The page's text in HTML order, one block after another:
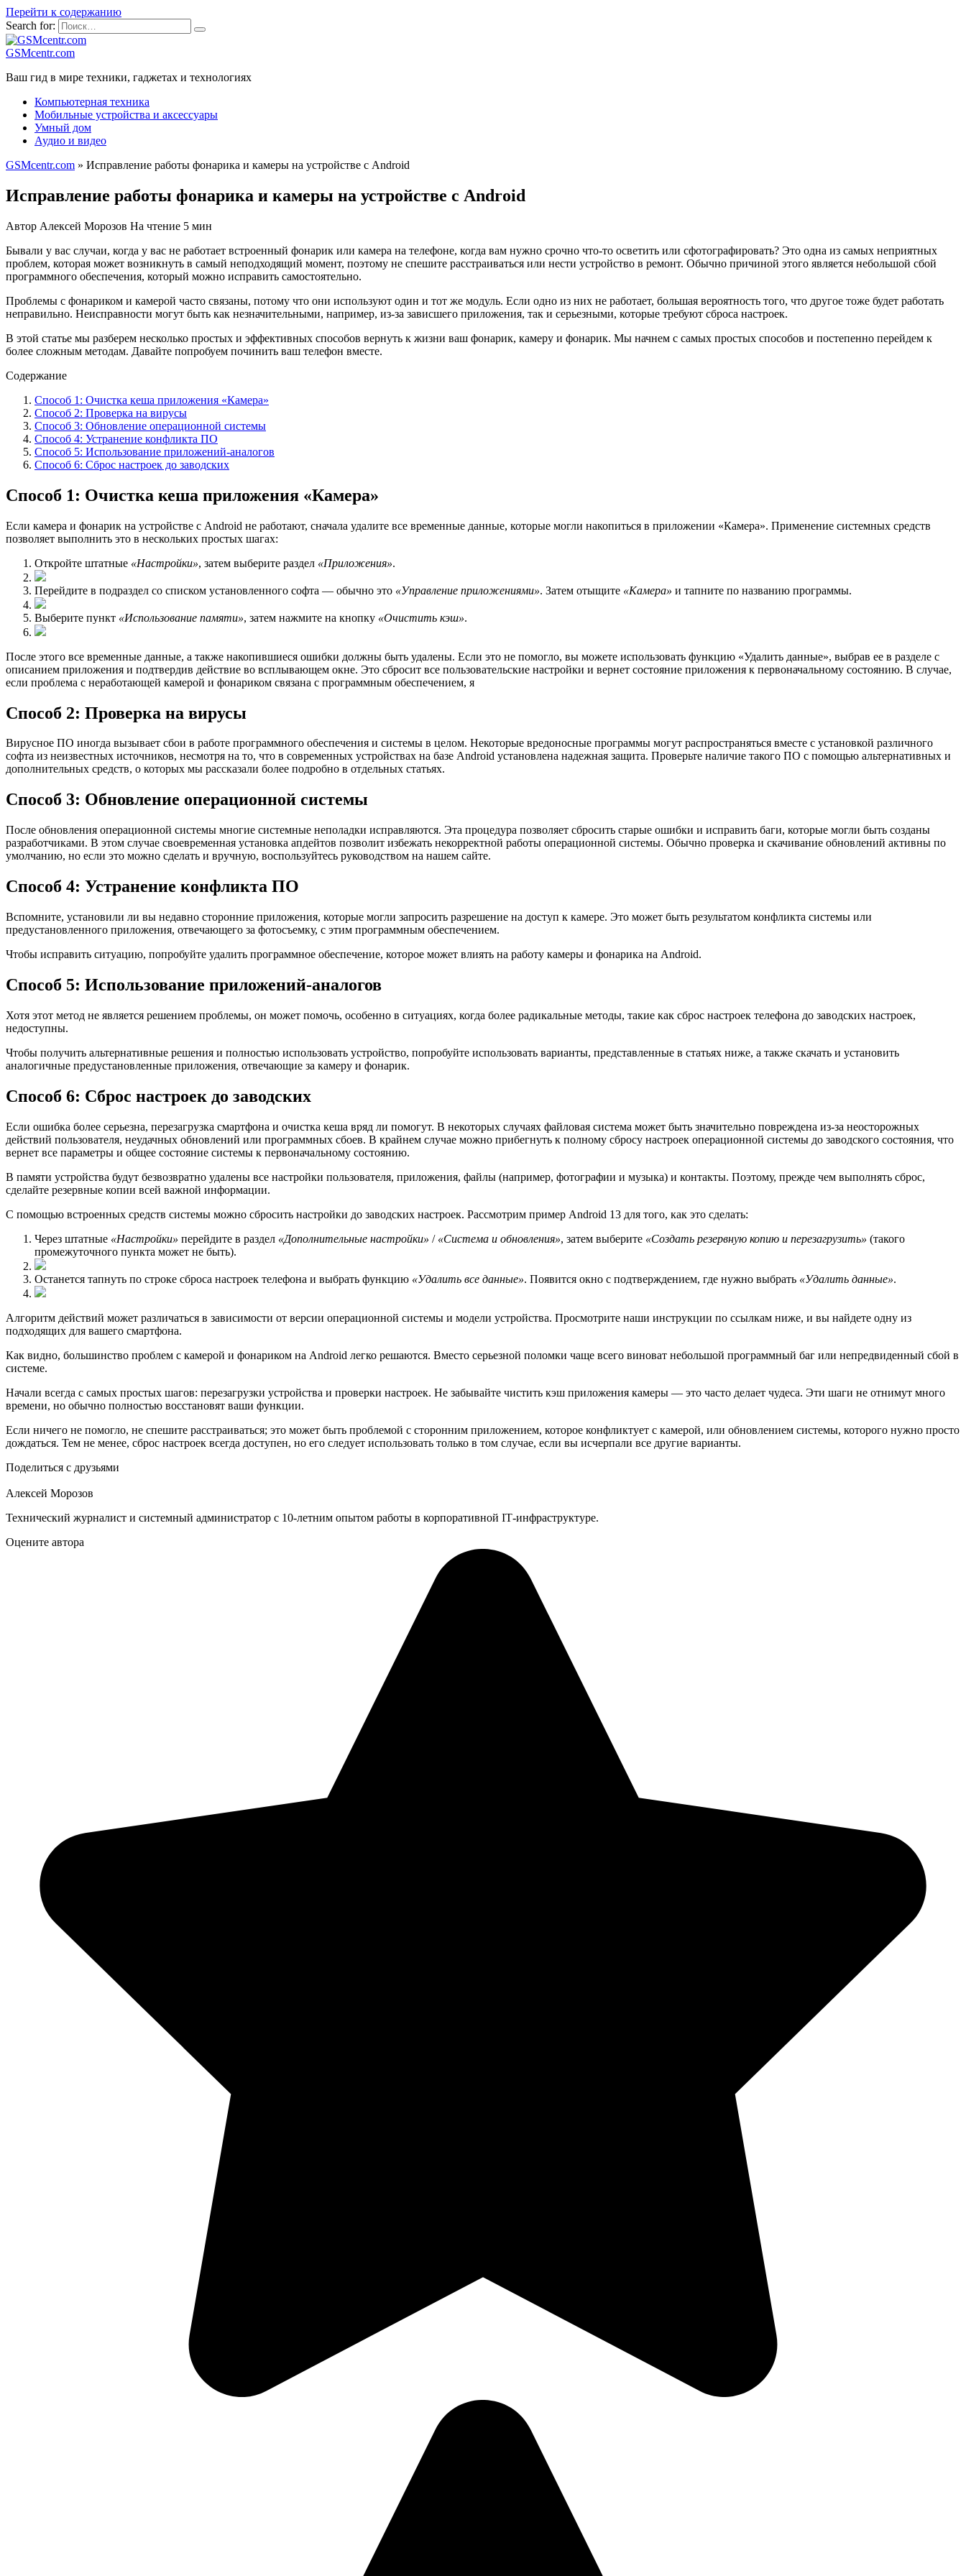
Перейти к содержанию
Search for:
GSMcentr.com
Ваш гид в мире техники, гаджетах и технологиях
Компьютерная техника
Мобильные устройства и аксессуары
Умный дом
Аудио и видео
GSMcentr.com » Исправление работы фонарика и камеры на устройстве с Android
Исправление работы фонарика и камеры на устройстве с Android
Автор Алексей Морозов На чтение 5 мин
Бывали у вас случаи, когда у вас не работает встроенный фонарик или камера на телефоне, когда вам нужно срочно что-то осветить или сфотографировать? Это одна из самых неприятных
проблем, которая может возникнуть в самый неподходящий момент, поэтому не спешите расстраиваться или нести устройство в ремонт. Обычно причиной этого является небольшой сбой
программного обеспечения, который можно исправить самостоятельно.
Проблемы с фонариком и камерой часто связаны, потому что они используют один и тот же модуль. Если одно из них не работает, большая вероятность того, что другое тоже будет работать
неправильно. Неисправности могут быть как незначительными, например, из-за зависшего приложения, так и серьезными, которые требуют сброса настроек.
В этой статье мы разберем несколько простых и эффективных способов вернуть к жизни ваш фонарик, камеру и фонарик. Мы начнем с самых простых способов и постепенно перейдем к
более сложным методам. Давайте попробуем починить ваш телефон вместе.
Содержание
Способ 1: Очистка кеша приложения «Камера»
Способ 2: Проверка на вирусы
Способ 3: Обновление операционной системы
Способ 4: Устранение конфликта ПО
Способ 5: Использование приложений-аналогов
Способ 6: Сброс настроек до заводских
Способ 1: Очистка кеша приложения «Камера»
Если камера и фонарик на устройстве с Android не работают, сначала удалите все временные данные, которые могли накопиться в приложении «Камера». Применение системных средств
позволяет выполнить это в нескольких простых шагах:
Откройте штатные «Настройки», затем выберите раздел «Приложения».
Перейдите в подраздел со списком установленного софта — обычно это «Управление приложениями». Затем отыщите «Камера» и тапните по названию программы.
Выберите пункт «Использование памяти», затем нажмите на кнопку «Очистить кэш».
После этого все временные данные, а также накопившиеся ошибки должны быть удалены. Если это не помогло, вы можете использовать функцию «Удалить данные», выбрав ее в разделе с
описанием приложения и подтвердив действие во всплывающем окне. Это сбросит все пользовательские настройки и вернет состояние приложения к первоначальному состоянию. В случае,
если проблема с неработающей камерой и фонариком связана с программным обеспечением, я
Способ 2: Проверка на вирусы
Вирусное ПО иногда вызывает сбои в работе программного обеспечения и системы в целом. Некоторые вредоносные программы могут распространяться вместе с установкой различного
софта из неизвестных источников, несмотря на то, что в современных устройствах на базе Android установлена надежная защита. Проверьте наличие такого ПО с помощью альтернативных и
дополнительных средств, о которых мы рассказали более подробно в отдельных статьях.
Способ 3: Обновление операционной системы
После обновления операционной системы многие системные неполадки исправляются. Эта процедура позволяет сбросить старые ошибки и исправить баги, которые могли быть созданы
разработчиками. В этом случае своевременная установка апдейтов позволит избежать некорректной работы операционной системы. Обычно проверка и скачивание обновлений активны по
умолчанию, но если это можно сделать и вручную, воспользуйтесь руководством на нашем сайте.
Способ 4: Устранение конфликта ПО
Вспомните, установили ли вы недавно сторонние приложения, которые могли запросить разрешение на доступ к камере. Это может быть результатом конфликта системы или
предустановленного приложения, отвечающего за фотосъемку, с этим программным обеспечением.
Чтобы исправить ситуацию, попробуйте удалить программное обеспечение, которое может влиять на работу камеры и фонарика на Android.
Способ 5: Использование приложений-аналогов
Хотя этот метод не является решением проблемы, он может помочь, особенно в ситуациях, когда более радикальные методы, такие как сброс настроек телефона до заводских настроек,
недоступны.
Чтобы получить альтернативные решения и полностью использовать устройство, попробуйте использовать варианты, представленные в статьях ниже, а также скачать и установить
аналогичные предустановленные приложения, отвечающие за камеру и фонарик.
Способ 6: Сброс настроек до заводских
Если ошибка более серьезна, перезагрузка смартфона и очистка кеша вряд ли помогут. В некоторых случаях файловая система может быть значительно повреждена из-за неосторожных
действий пользователя, неудачных обновлений или программных сбоев. В крайнем случае можно прибегнуть к полному сбросу настроек операционной системы до заводского состояния, что
вернет все параметры и общее состояние системы к первоначальному состоянию.
В памяти устройства будут безвозвратно удалены все настройки пользователя, приложения, файлы (например, фотографии и музыка) и контакты. Поэтому, прежде чем выполнять сброс,
сделайте резервные копии всей важной информации.
С помощью встроенных средств системы можно сбросить настройки до заводских настроек. Рассмотрим пример Android 13 для того, как это сделать:
Через штатные «Настройки» перейдите в раздел «Дополнительные настройки» / «Система и обновления», затем выберите «Создать резервную копию и перезагрузить» (такого
промежуточного пункта может не быть).
Останется тапнуть по строке сброса настроек телефона и выбрать функцию «Удалить все данные». Появится окно с подтверждением, где нужно выбрать «Удалить данные».
Алгоритм действий может различаться в зависимости от версии операционной системы и модели устройства. Просмотрите наши инструкции по ссылкам ниже, и вы найдете одну из
подходящих для вашего смартфона.
Как видно, большинство проблем с камерой и фонариком на Android легко решаются. Вместо серьезной поломки чаще всего виноват небольшой программный баг или непредвиденный сбой в
системе.
Начали всегда с самых простых шагов: перезагрузки устройства и проверки настроек. Не забывайте чистить кэш приложения камеры — это часто делает чудеса. Эти шаги не отнимут много
времени, но обычно полностью восстановят ваши функции.
Если ничего не помогло, не спешите расстраиваться; это может быть проблемой с сторонним приложением, которое конфликтует с камерой, или обновлением системы, которого нужно просто
дождаться. Тем не менее, сброс настроек всегда доступен, но его следует использовать только в том случае, если вы исчерпали все другие варианты.
Поделиться с друзьями
Алексей Морозов
Технический журналист и системный администратор с 10‑летним опытом работы в корпоративной IT‑инфраструктуре.
Оцените автора